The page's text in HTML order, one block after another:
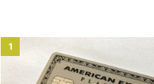
1